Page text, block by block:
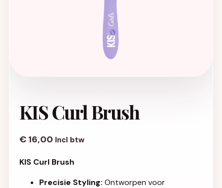
KIS Curl Brush
€ 16,00 Incl btw
KIS Curl Brush
Precisie Styling: Ontworpen voor